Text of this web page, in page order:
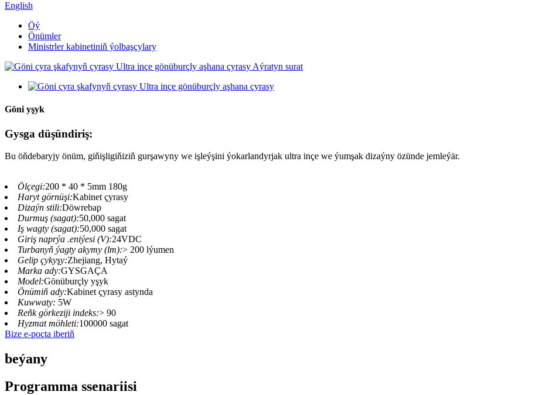
English
Öý
Önümler
Ministrler kabinetiniň ýolbaşçylary
Göni yşyk
Gysga düşündiriş:
Bu öňdebaryjy önüm, giňişligiňiziň gurşawyny we işleýşini ýokarlandyrjak ultra inçe we ýumşak dizaýny özünde jemleýär.
Ölçegi:200 * 40 * 5mm 180g
Haryt görnüşi:Kabinet çyrasy
Dizaýn stili:Döwrebap
Durmuş (sagat):50,000 sagat
Iş wagty (sagat):50,000 sagat
Giriş naprýa .eniýesi (V):24VDC
Turbanyň ýagty akymy (lm):> 200 lýumen
Gelip çykyşy:Zhejiang, Hytaý
Marka ady:GYSGAÇA
Model:Gönüburçly yşyk
Önümiň ady:Kabinet çyrasy astynda
Kuwwaty: 5W
Reňk görkeziji indeks:> 90
Hyzmat möhleti:100000 sagat
Bize e-poçta iberiň
beýany
Programma ssenariisi